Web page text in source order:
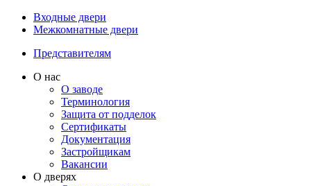
Входные двери
Межкомнатные двери
Представителям
О нас
О заводе
Терминология
Защита от подделок
Сертификаты
Документация
Застройщикам
Вакансии
О дверях